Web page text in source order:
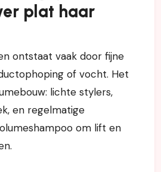
plat haar
ontstaat vaak door fijne
of vocht. Het
lichte stylers,
en regelmatige
om lift en